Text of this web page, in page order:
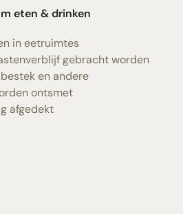
eten & drinken
in eetruimtes
gebracht worden
en andere
ontsmet
afgedekt